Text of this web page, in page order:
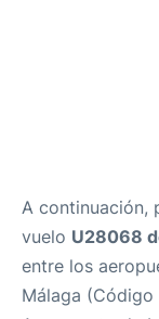
A continuación,
vuelo U28068
entre los
Málaga